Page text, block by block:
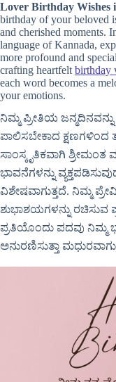
Lover Birthday Wishes
birthday of your beloved
and cherished moments.
language of Kannada,
more profound and
crafting heartfelt birthday
each word becomes a
your emotions.
ನಿಮ್ಮ ಪ್ರೀತಿಯ
ಪಾಲಿಸಬೇಕಾದ ಕ್ಷಣಗಳಿಂದ
ಸಾಂಸ್ಕೃತಿಕವಾಗಿ
ಭಾವನೆಗಳನ್ನು
ವಿಶೇಷವಾಗುತ್ತದೆ. ನಿಮ್ಮ
ಶುಭಾಶಯಗಳನ್ನು ರಚಿಸುವ
ಪ್ರತಿಯೊಂದು ಪದವು
ಅನುರಣಿಸುತ್ತಾ